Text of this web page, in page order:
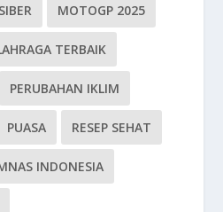
MOTOGP 2025
TERBAIK
PERUBAHAN IKLIM
PUASA RESEP SEHAT
INDONESIA